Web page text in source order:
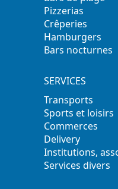
Pizzerias
Crêperies
Hamburgers
Bars nocturnes
SERVICES
Transports
Sports et loisirs
Commerces
Delivery
Institutions,
Services divers